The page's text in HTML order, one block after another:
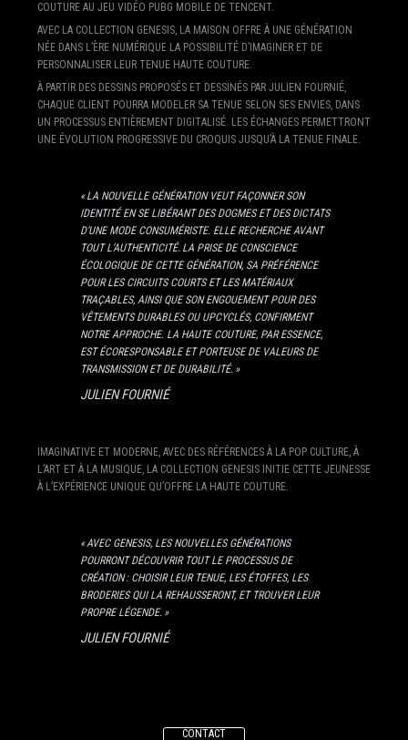
COUTURE AU JEU VIDÉO PUBG MOBILE DE TENCENT.
AVEC LA COLLECTION GENESIS, LA MAISON OFFRE À UNE GÉNÉRATION
NÉE DANS L’ÈRE NUMÉRIQUE LA POSSIBILITÉ D’IMAGINER ET DE
PERSONNALISER LEUR TENUE HAUTE COUTURE.
À PARTIR DES DESSINS PROPOSÉS ET DESSINÉS PAR JULIEN FOURNIÉ,
CHAQUE CLIENT POURRA MODELER SA TENUE SELON SES ENVIES, DANS
UN PROCESSUS ENTIÈREMENT DIGITALISÉ. LES ÉCHANGES PERMETTRONT
UNE ÉVOLUTION PROGRESSIVE DU CROQUIS JUSQU’À LA TENUE FINALE.
« LA NOUVELLE GÉNÉRATION VEUT FAÇONNER SON
IDENTITÉ EN SE LIBÉRANT DES DOGMES ET DES DICTATS
D’UNE MODE CONSUMÉRISTE. ELLE RECHERCHE AVANT
TOUT L’AUTHENTICITÉ. LA PRISE DE CONSCIENCE
ÉCOLOGIQUE DE CETTE GÉNÉRATION, SA PRÉFÉRENCE
POUR LES CIRCUITS COURTS ET LES MATÉRIAUX
TRAÇABLES, AINSI QUE SON ENGOUEMENT POUR DES
VÊTEMENTS DURABLES OU UPCYCLÉS, CONFIRMENT
NOTRE APPROCHE. LA HAUTE COUTURE, PAR ESSENCE,
EST ÉCORESPONSABLE ET PORTEUSE DE VALEURS DE
TRANSMISSION ET DE DURABILITÉ. »
JULIEN FOURNIÉ
IMAGINATIVE ET MODERNE, AVEC DES RÉFÉRENCES À LA POP CULTURE, À
L’ART ET À LA MUSIQUE, LA COLLECTION GENESIS INITIE CETTE JEUNESSE
À L’EXPÉRIENCE UNIQUE QU’OFFRE LA HAUTE COUTURE.
« AVEC GENESIS, LES NOUVELLES GÉNÉRATIONS
POURRONT DÉCOUVRIR TOUT LE PROCESSUS DE
CRÉATION : CHOISIR LEUR TENUE, LES ÉTOFFES, LES
BRODERIES QUI LA REHAUSSERONT, ET TROUVER LEUR
PROPRE LÉGENDE. »
JULIEN FOURNIÉ
CONTACT